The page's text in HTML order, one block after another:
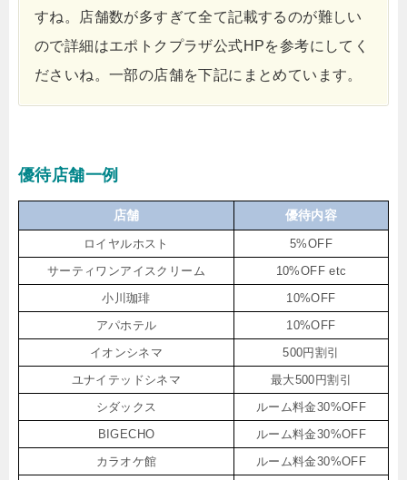
すね。店舗数が多すぎて全て記載するのが難しい
ので詳細はエポトクプラザ公式HPを参考にしてく
ださいね。一部の店舗を下記にまとめています。
優待店舗一例
店舗 優待内容
ロイヤルホスト
5%OFF
サーティワンアイスクリーム
10%OFF etc
小川珈琲
10%OFF
アパホテル
10%OFF
イオンシネマ
500円割引
ユナイテッドシネマ
最大500円割引
シダックス
ルーム料金30%OFF
BIGECHO
ルーム料金30%OFF
カラオケ館
ルーム料金30%OFF